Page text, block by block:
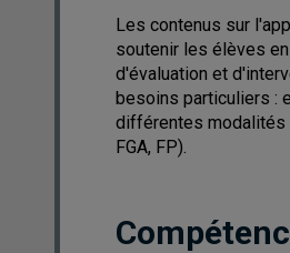
Les contenus sur
soutenir les élèves
d'évaluation et
besoins particuliers :
différentes modalités
FGA, FP).